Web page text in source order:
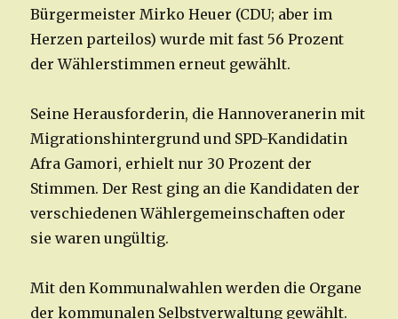
Bürgermeister Mirko Heuer (CDU; aber im
Herzen parteilos) wurde mit fast 56 Prozent
der Wählerstimmen erneut gewählt.
Seine Herausforderin, die Hannoveranerin mit
Migrationshintergrund und SPD-Kandidatin
Afra Gamori, erhielt nur 30 Prozent der
Stimmen. Der Rest ging an die Kandidaten der
verschiedenen Wählergemeinschaften oder
sie waren ungültig.
Mit den Kommunalwahlen werden die Organe
der kommunalen Selbstverwaltung gewählt.